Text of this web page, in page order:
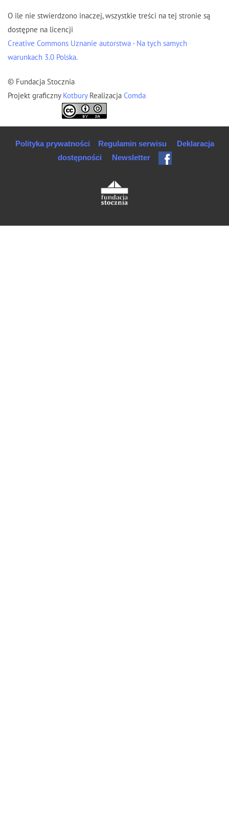
O ile nie stwierdzono inaczej, wszystkie treści na tej stronie są
dostępne na licencji
Creative Commons Uznanie autorstwa - Na tych samych
warunkach 3.0 Polska.
© Fundacja Stocznia
Projekt graficzny Kotbury Realizacja Comda
Polityka prywatności Regulamin serwisu
Deklaracja
dostępności
Newsletter